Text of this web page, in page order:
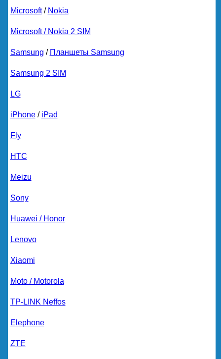
Microsoft/ Nokia
Microsoft / Nokia 2 SIM
Samsung / Планшеты Samsung
Samsung 2 SIM
LG
iPhone/ iPad
Fly
HTC
Meizu
Sony
Huawei / Honor
Lenovo
Xiaomi
Moto / Motorola
TP-LINK Neffos
Elephone
ZTE